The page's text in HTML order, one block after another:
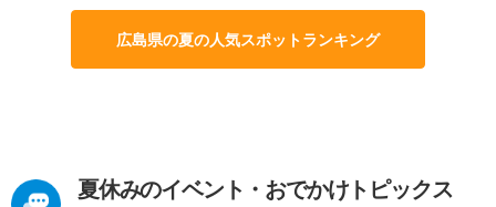
広島県の夏の人気スポットランキング
夏休みのイベント・おでかけトピックス